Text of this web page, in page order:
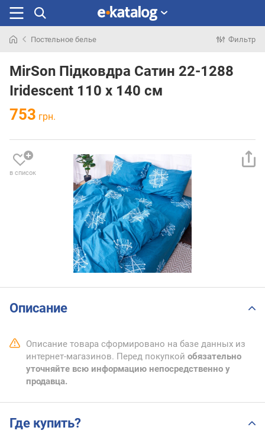
раньше
Постельное белье Фильтр
MirSon Підковдра Сатин 22-1288
Iridescent 110 x 140 см
753 грн.
в список
Описание
Описание товара сформировано на базе данных из
интернет-магазинов. Перед покупкой обязательно
уточняйте всю информацию непосредственно у
продавца.
Где купить?